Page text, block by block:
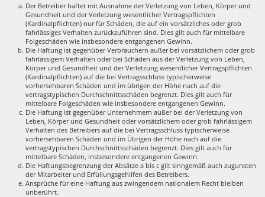
Der Betreiber haftet mit Ausnahme der Verletzung von Leben, Körper und
Gesundheit und der Verletzung wesentlicher Vertragspflichten
(Kardinalpflichten) nur für Schäden, die auf ein vorsätzliches oder grob
fahrlässiges Verhalten zurückzuführen sind. Dies gilt auch für mittelbare
Folgeschäden wie insbesondere entgangenen Gewinn.
Die Haftung ist gegenüber Verbrauchern außer bei vorsätzlichem oder grob
fahrlässigem Verhalten oder bei Schäden aus der Verletzung von Leben,
Körper und Gesundheit und der Verletzung wesentlicher Vertragspflichten
(Kardinalpflichten) auf die bei Vertragsschluss typischerweise
vorhersehbaren Schäden und im übrigen der Höhe nach auf die
vertragstypischen Durchschnittsschäden begrenzt. Dies gilt auch für
mittelbare Folgeschäden wie insbesondere entgangenen Gewinn.
Die Haftung ist gegenüber Unternehmern außer bei der Verletzung von
Leben, Körper und Gesundheit oder vorsätzlichem oder grob fahrlässigem
Verhalten des Betreibers auf die bei Vertragsschluss typischerweise
vorhersehbaren Schäden und im Übrigen der Höhe nach auf die
vertragstypischen Durchschnittsschäden begrenzt. Dies gilt auch für
mittelbare Schäden, insbesondere entgangenen Gewinn.
Die Haftungsbegrenzung der Absätze a bis c gilt sinngemäß auch zugunsten
der Mitarbeiter und Erfüllungsgehilfen des Betreibers.
Ansprüche für eine Haftung aus zwingendem nationalem Recht bleiben
unberührt.